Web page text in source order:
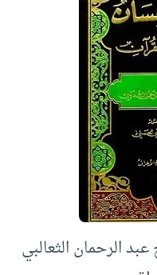
الرحمان الثعالبي